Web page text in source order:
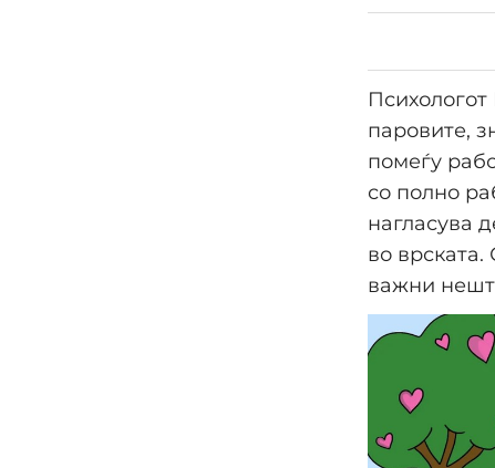
Психологот
паровите,
помеѓу
со полно
нагласува
во
важни